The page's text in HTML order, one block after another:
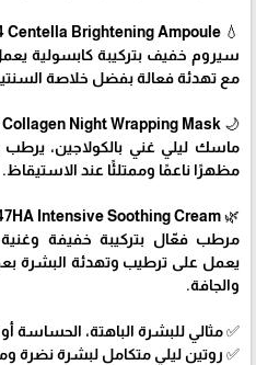
💧 SKIN1004 Centella Brightening Ampoule
سيروم خفيف بتركيبة كابسولية
مع تهدئة فعالة بفضل خلاصة
🌙 Medicube Collagen Night Wrapping Mask
ماسك ليلي غني بالكولاجين، يرطب
مظهرًا ناعمًا وممتلئًا عند الاستيقاظ.
🌿 Dr. Althea Azulene 147HA Intensive Soothing Cream
مرطب فعّال بتركيبة خفيفة وغنية
يعمل على ترطيب وتهدئة البشرة
والجافة.
✅ مثالي للبشرة الباهتة، الحساسة
✅ روتين ليلي متكامل لبشرة نضرة